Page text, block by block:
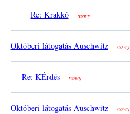
Re: Krakkó nowy
Októberi látogatás Auschwitz nowy
Re: KÉrdés nowy
Októberi látogatás Auschwitz nowy